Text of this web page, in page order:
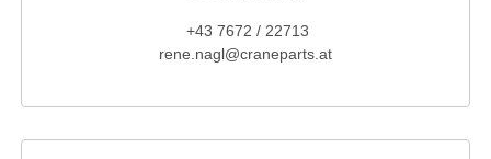
+43 7672 / 22713
rene.nagl@craneparts.at